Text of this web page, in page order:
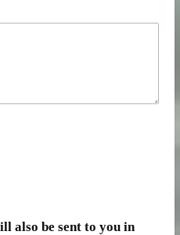
also be sent to you in